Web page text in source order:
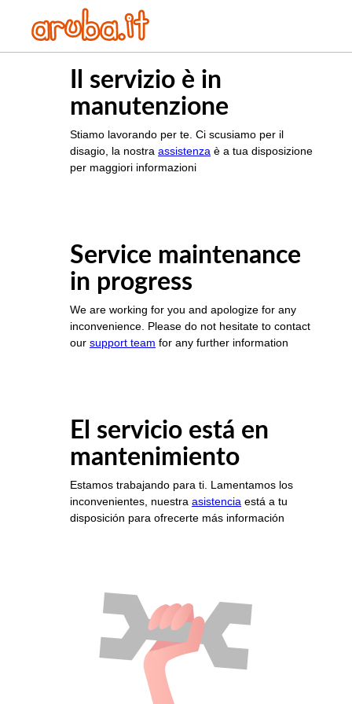
Il servizio è in
manutenzione
Stiamo lavorando per te. Ci scusiamo per il
disagio, la nostra assistenza è a tua disposizione
per maggiori informazioni
Service maintenance
in progress
We are working for you and apologize for any
inconvenience. Please do not hesitate to contact
our support team for any further information
El servicio está en
mantenimiento
Estamos trabajando para ti. Lamentamos los
inconvenientes, nuestra asistencia está a tu
disposición para ofrecerte más información